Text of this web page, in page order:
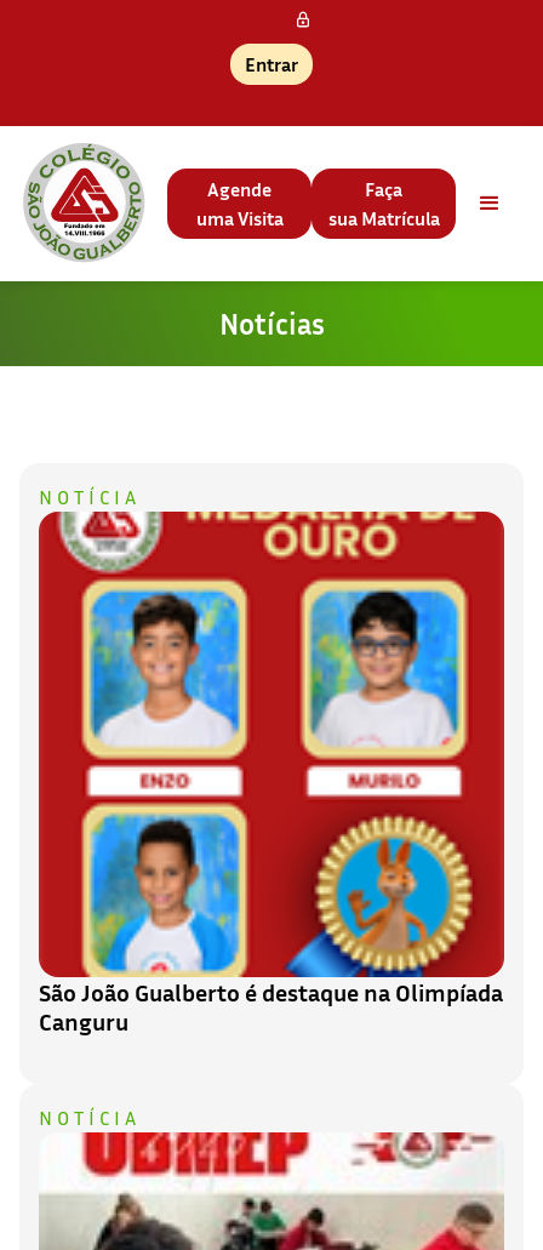
Entrar
Agende
uma Visita
Faça
sua Matrícula
Notícias
NOTÍCIA
São João Gualberto é destaque na Olimpíada
Canguru
NOTÍCIA